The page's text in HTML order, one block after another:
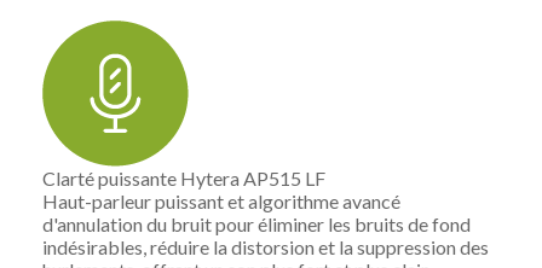
Clarté puissante Hytera AP515 LF
Haut-parleur puissant et algorithme avancé
d'annulation du bruit pour éliminer les bruits de fond
indésirables, réduire la distorsion et la suppression des